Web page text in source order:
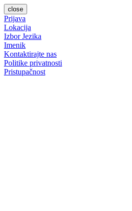
close
Prijava
Lokacija
Izbor Jezika
Imenik
Kontaktirajte nas
Politike privatnosti
Pristupačnost